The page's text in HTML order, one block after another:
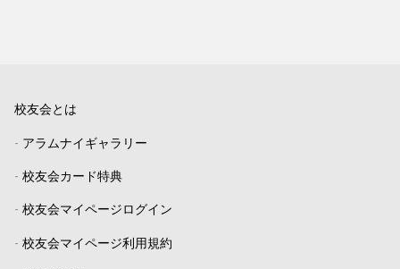
校友会とは
- アラムナイギャラリー
- 校友会カード特典
- 校友会マイページログイン
- 校友会マイページ利用規約